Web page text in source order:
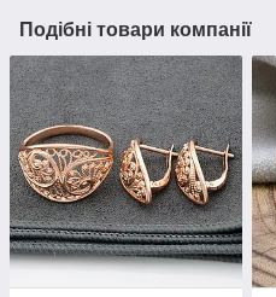
Подібні товари компанії